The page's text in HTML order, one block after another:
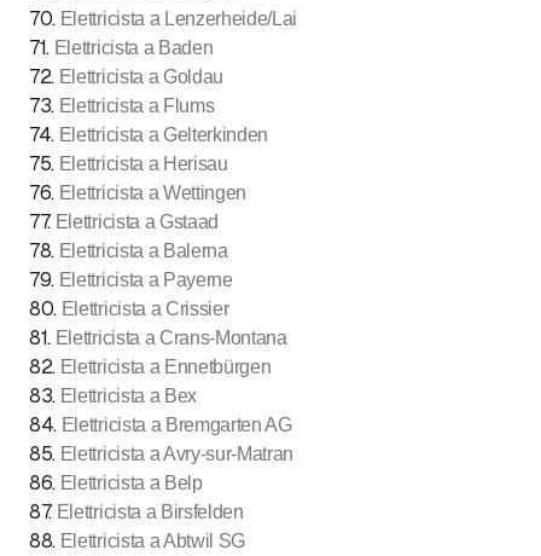
70. Elettricista a Lenzerheide/Lai
71. Elettricista a Baden
72. Elettricista a Goldau
73. Elettricista a Flums
74. Elettricista a Gelterkinden
75. Elettricista a Herisau
76. Elettricista a Wettingen
77. Elettricista a Gstaad
78. Elettricista a Balerna
79. Elettricista a Payerne
80. Elettricista a Crissier
81. Elettricista a Crans-Montana
82. Elettricista a Ennetbürgen
83. Elettricista a Bex
84. Elettricista a Bremgarten AG
85. Elettricista a Avry-sur-Matran
86. Elettricista a Belp
87. Elettricista a Birsfelden
88. Elettricista a Abtwil SG